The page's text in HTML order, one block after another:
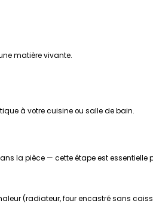
matière vivante.
à votre cuisine ou salle de bain.
la pièce — cette étape est essentielle
(radiateur, four encastré sans